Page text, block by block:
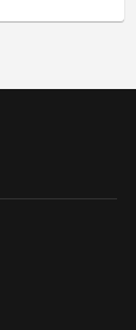
交換禮物排